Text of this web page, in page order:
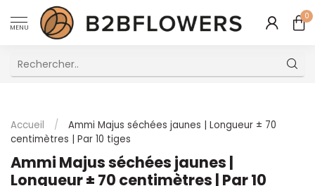
MENU
0
Accueil /
Ammi Majus séchées jaunes | Longueur ± 70
centimètres | Par 10 tiges
Ammi Majus séchées jaunes |
Longueur ± 70 centimètres | Par 10